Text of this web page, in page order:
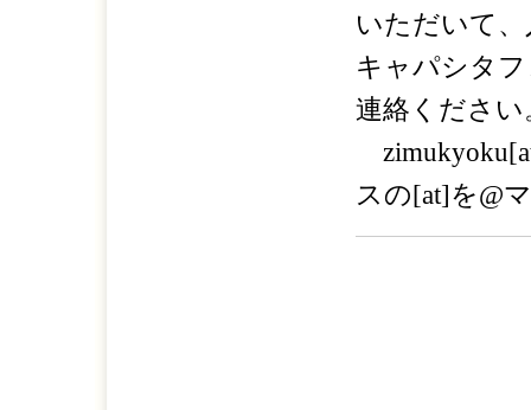
いただいて
キャパシタ
連絡ください
スの[at]を@